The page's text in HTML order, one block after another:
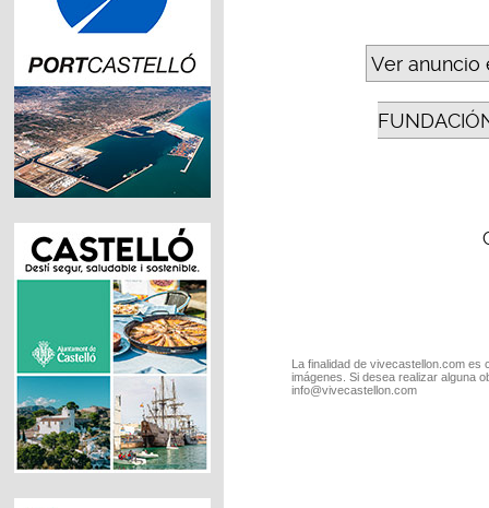
Ver anuncio
La finalidad de vivecastellon.com
imágenes. Si desea realizar alguna
info@vivecastellon.com